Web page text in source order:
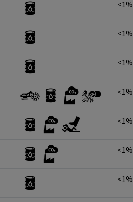
<1%
<1%
<1%
<1%
<1%
<1%
<1%